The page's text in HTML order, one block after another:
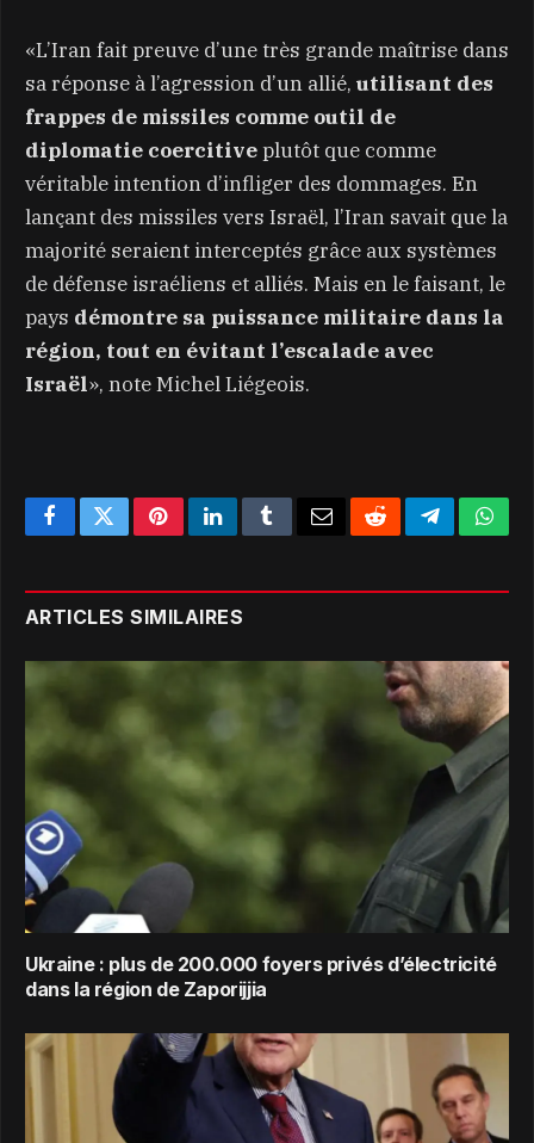
«L’Iran fait preuve d’une très grande maîtrise dans
sa réponse à l’agression d’un allié, utilisant des
frappes de missiles comme outil de
diplomatie coercitiveplutôt que comme
véritable intention d’infliger des dommages. En
lançant des missiles vers Israël, l’Iran savait que la
majorité seraient interceptés grâce aux systèmes
de défense israéliens et alliés. Mais en le faisant, le
pays démontre sa puissance militaire dans la
région, tout en évitant l’escalade avec
Israël», note Michel Liégeois.
FacebookTwitterPinterestLinkedInTumblr EmailRedditTelegram
ARTICLES SIMILAIRES
Ukraine : plus de 200.000 foyers privés d’électricité
dans la région de Zaporijjia